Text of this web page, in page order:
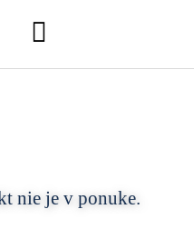
nie je v ponuke.